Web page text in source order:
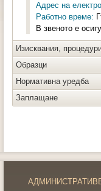
Адрес на
Работно време:
В звеното е
Изисквания,
Образци
Нормативна уредба
Заплащане